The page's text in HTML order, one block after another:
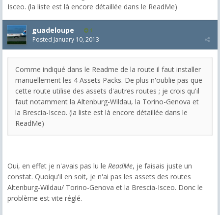
Isceo. (la liste est là encore détaillée dans le ReadMe)
guadeloupe 1
Posted January 10, 2013
Comme indiqué dans le Readme de la route il faut installer
manuellement les 4 Assets Packs. De plus n'oublie pas que
cette route utilise des assets d'autres routes ; je crois qu'il
faut notamment la Altenburg-Wildau, la Torino-Genova et
la Brescia-Isceo. (la liste est là encore détaillée dans le
ReadMe)
Oui, en effet je n'avais pas lu le ReadMe, je faisais juste un
constat. Quoiqu'il en soit, je n'ai pas les assets des routes
Altenburg-Wildau/ Torino-Genova et la Brescia-Isceo. Donc le
problème est vite réglé.